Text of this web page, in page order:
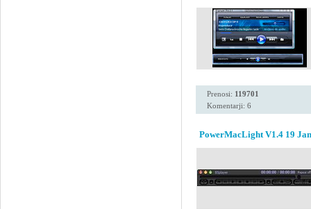
Prenosi: 119701
Komentarji: 6
PowerMacLight V1.4 19